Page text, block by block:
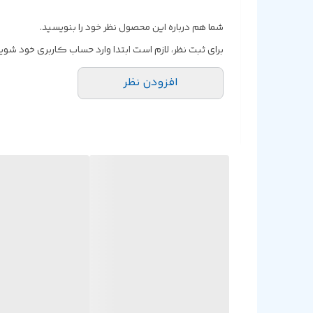
شما هم درباره این محصول نظر خود را بنویسید.
برای ثبت نظر، لازم است ابتدا وارد حساب کاربری خود
افزودن نظر